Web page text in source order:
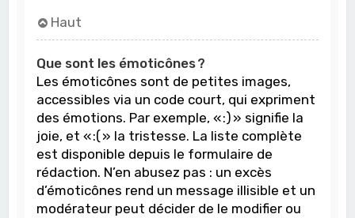
Haut
Que sont les émoticônes ?
Les émoticônes sont de petites images,
accessibles via un code court, qui expriment
des émotions. Par exemple, « :) » signifie la
joie, et « :( » la tristesse. La liste complète
est disponible depuis le formulaire de
rédaction. N’en abusez pas : un excès
d’émoticônes rend un message illisible et un
modérateur peut décider de le modifier ou